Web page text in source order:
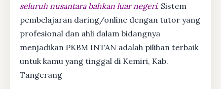
seluruh nusantara bahkan luar negeri. Sistem
pembelajaran daring/online dengan tutor yang
profesional dan ahli dalam bidangnya
menjadikan PKBM INTAN adalah pilihan terbaik
untuk kamu yang tinggal di Kemiri, Kab.
Tangerang